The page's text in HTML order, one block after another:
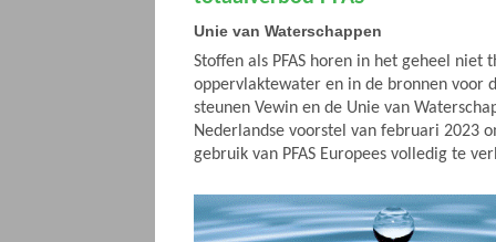
Unie van Waterschappen
Stoffen als PFAS horen in het geheel niet
oppervlaktewater en in de bronnen voor
steunen Vewin en de Unie van
Nederlandse voorstel van februari 2023
gebruik van PFAS Europees volledig te